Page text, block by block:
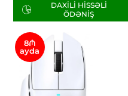
DAXILI HISSƏLI
ÖDƏNIŞ
8₼
ayda